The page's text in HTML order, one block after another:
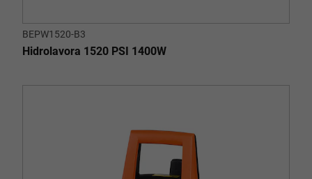
BEPW1520-B3
Hidrolavora 1520 PSI 1400W